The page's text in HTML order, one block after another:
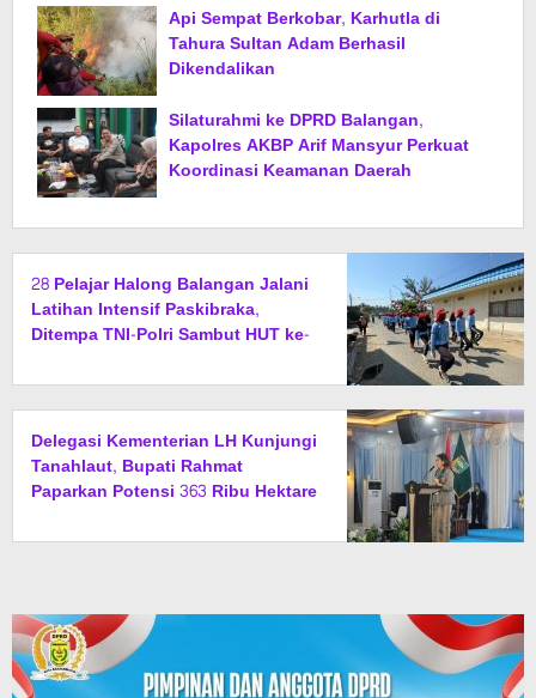
Api Sempat Berkobar, Karhutla di
Tahura Sultan Adam Berhasil
Dikendalikan
Silaturahmi ke DPRD Balangan,
Kapolres AKBP Arif Mansyur Perkuat
Koordinasi Keamanan Daerah
28 Pelajar Halong Balangan Jalani
Latihan Intensif Paskibraka,
Ditempa TNI-Polri Sambut HUT ke-
Delegasi Kementerian LH Kunjungi
Tanahlaut, Bupati Rahmat
Paparkan Potensi 363 Ribu Hektare